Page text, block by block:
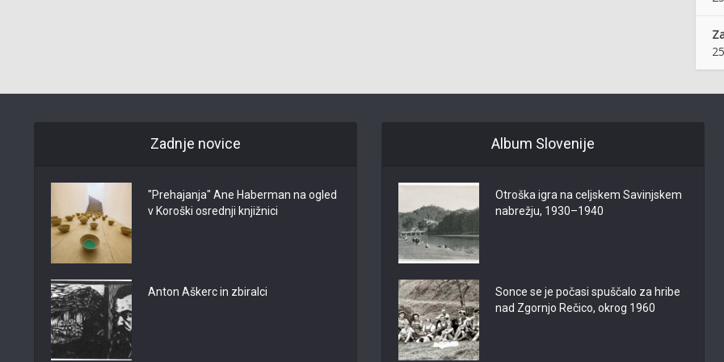
Zadnje novice
"Prehajanja" Ane Haberman na ogled
v Koroški osrednji knjižnici
Anton Aškerc in zbiralci
Album Slovenije
Otroška igra na celjskem Savinjskem
nabrežju, 1930–1940
Sonce se je počasi spuščalo za hribe
nad Zgornjo Rečico, okrog 1960